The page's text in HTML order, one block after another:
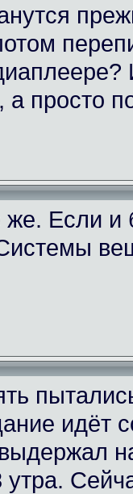
просто
Если и
идёт